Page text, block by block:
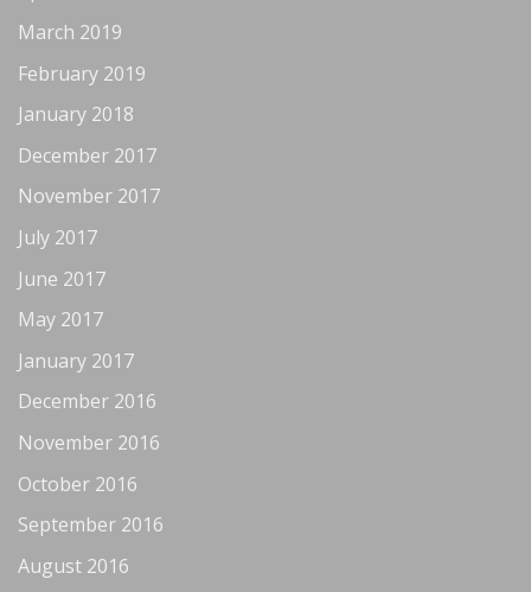
March 2019
February 2019
January 2018
December 2017
November 2017
July 2017
June 2017
May 2017
January 2017
December 2016
November 2016
October 2016
September 2016
August 2016